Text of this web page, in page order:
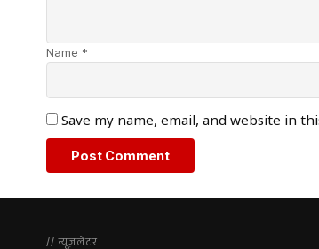
Name *
Save my name, email, and website in
// न्यूज़लेटर